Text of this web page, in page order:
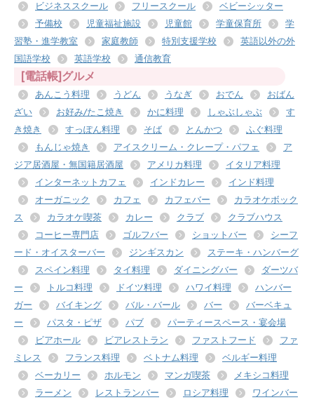
ビジネススクール フリースクール
ベビーシッター
予備校
児童福祉施設 児童館 学童保育所
学
習塾・進学教室
家庭教師 特別支援学校
英語以外の外
国語学校
英語学校 通信教育
[電話帳]グルメ
あんこう料理 うどん うなぎ おでん
おばん
ざい
お好み/たこ焼き かに料理 しゃぶしゃぶ
す
き焼き
すっぽん料理 そば とんかつ
ふぐ料理
もんじゃ焼き
アイスクリーム・クレープ・パフェ
ア
ジア居酒屋・無国籍居酒屋
アメリカ料理
イタリア料理
インターネットカフェ
インドカレー
インド料理
オーガニック
カフェ カフェバー
カラオケボック
ス
カラオケ喫茶 カレー クラブ
クラブハウス
コーヒー専門店
ゴルフバー ショットバー
シーフ
ード・オイスターバー
ジンギスカン
ステーキ・ハンバーグ
スペイン料理
タイ料理 ダイニングバー
ダーツバ
ー
トルコ料理 ドイツ料理 ハワイ料理
ハンバー
ガー
バイキング バル・バール バー
バーベキュ
ー
パスタ・ピザ パブ
パーティースペース・宴会場
ビアホール
ビアレストラン ファストフード
ファ
ミレス
フランス料理 ベトナム料理
ベルギー料理
ベーカリー
ホルモン マンガ喫茶
メキシコ料理
ラーメン
レストランバー ロシア料理
ワインバー